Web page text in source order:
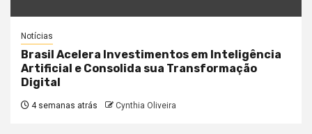
Notícias
Brasil Acelera Investimentos em Inteligência
Artificial e Consolida sua Transformação
Digital
4 semanas atrás Cynthia Oliveira